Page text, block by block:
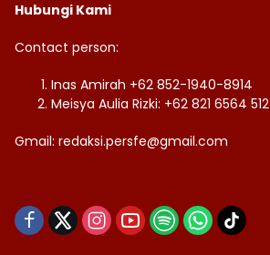
Hubungi Kami
Contact person:
Inas Amirah +62 852-1940-8914
Meisya Aulia Rizki: +62 821 6564 512
Gmail: redaksi.persfe@gmail.com